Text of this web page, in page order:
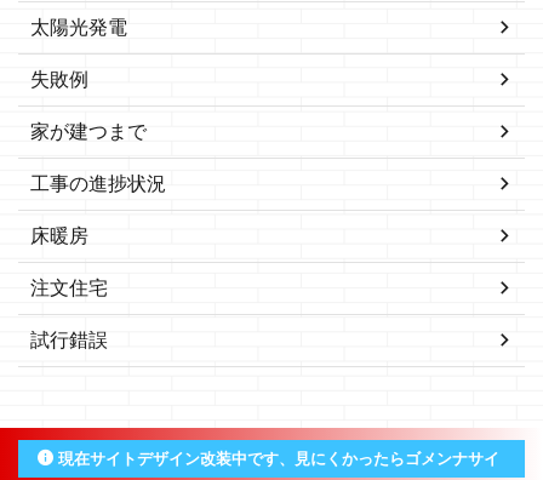
太陽光発電
失敗例
家が建つまで
工事の進捗状況
床暖房
注文住宅
試行錯誤
現在サイトデザイン改装中です、見にくかったらゴメンナサイ